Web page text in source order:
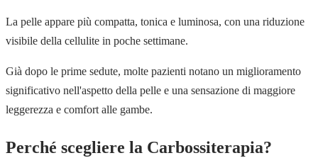
La pelle appare più compatta, tonica e luminosa, con una riduzione
visibile della cellulite in poche settimane.
Già dopo le prime sedute, molte pazienti notano un miglioramento
significativo nell'aspetto della pelle e una sensazione di maggiore
leggerezza e comfort alle gambe.
Perché scegliere la Carbossiterapia?